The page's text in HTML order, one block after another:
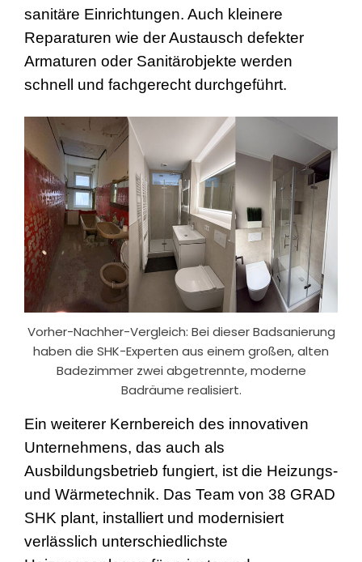
sanitäre Einrichtungen. Auch kleinere
Reparaturen wie der Austausch defekter
Armaturen oder Sanitärobjekte werden
schnell und fachgerecht durchgeführt.
Vorher-Nachher-Vergleich: Bei dieser Badsanierung
haben die SHK-Experten aus einem großen, alten
Badezimmer zwei abgetrennte, moderne
Badräume realisiert.
Ein weiterer Kernbereich des innovativen
Unternehmens, das auch als
Ausbildungsbetrieb fungiert, ist die Heizungs-
und Wärmetechnik. Das Team von 38 GRAD
SHK plant, installiert und modernisiert
verlässlich unterschiedlichste